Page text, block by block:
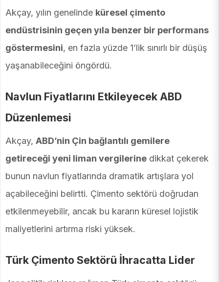
Akçay, yılın genelinde küresel çimento
endüstrisinin geçen yıla benzer bir performans
göstermesini, en fazla yüzde 1’lik sınırlı bir düşüş
yaşanabileceğini öngördü.
Navlun Fiyatlarını Etkileyecek ABD
Düzenlemesi
Akçay, ABD’nin Çin bağlantılı gemilere
getireceği yeni liman vergilerine dikkat çekerek
bunun navlun fiyatlarında dramatik artışlara yol
açabileceğini belirtti. Çimento sektörü doğrudan
etkilenmeyebilir, ancak bu kararın küresel lojistik
maliyetlerini artırma riski yüksek.
Türk Çimento Sektörü İhracatta Lider